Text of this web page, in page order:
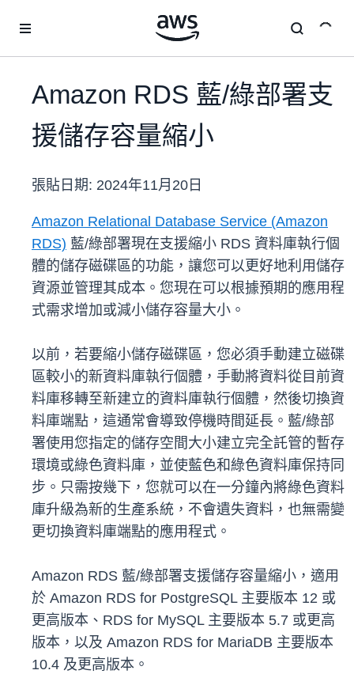
Amazon RDS 藍/綠部署支
援儲存容量縮小
張貼日期: 2024年11月20日
Amazon Relational Database Service (Amazon
RDS) 藍/綠部署現在支援縮小 RDS 資料庫執行個
體的儲存磁碟區的功能，讓您可以更好地利用儲存
資源並管理其成本。您現在可以根據預期的應用程
式需求增加或減小儲存容量大小。
以前，若要縮小儲存磁碟區，您必須手動建立磁碟
區較小的新資料庫執行個體，手動將資料從目前資
料庫移轉至新建立的資料庫執行個體，然後切換資
料庫端點，這通常會導致停機時間延長。藍/綠部
署使用您指定的儲存空間大小建立完全託管的暫存
環境或綠色資料庫，並使藍色和綠色資料庫保持同
步。只需按幾下，您就可以在一分鐘內將綠色資料
庫升級為新的生產系統，不會遺失資料，也無需變
更切換資料庫端點的應用程式。
Amazon RDS 藍/綠部署支援儲存容量縮小，適用
於 Amazon RDS for PostgreSQL 主要版本 12 或
更高版本、RDS for MySQL 主要版本 5.7 或更高
版本，以及 Amazon RDS for MariaDB 主要版本
10.4 及更高版本。